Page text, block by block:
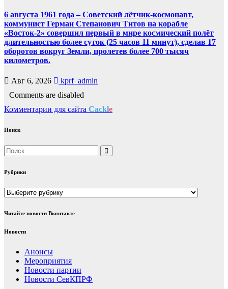
6 августа 1961 года – Советский лётчик-космонавт,
коммунист Герман Степанович Титов на корабле
«Восток-2» совершил первый в мире космический полёт
длительностью более суток (25 часов 11 минут), сделав 17
оборотов вокруг Земли, пролетев более 700 тысяч
километров.
Авг 6, 2026
kprf_admin
Comments are disabled
Комментарии для сайта Cackle
Поиск
Рубрики
Рубрики
Читайте новости Вконтакте
Новости
Анонсы
Мероприятия
Новости партии
Новости СевКПРФ